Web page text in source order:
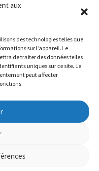
aux
des technologies telles que
sur l'appareil. Le
de traiter des données telles
uniques sur ce site. Le
peut affecter
©
Copyright
2024 /
Geneva
Health
Created
by